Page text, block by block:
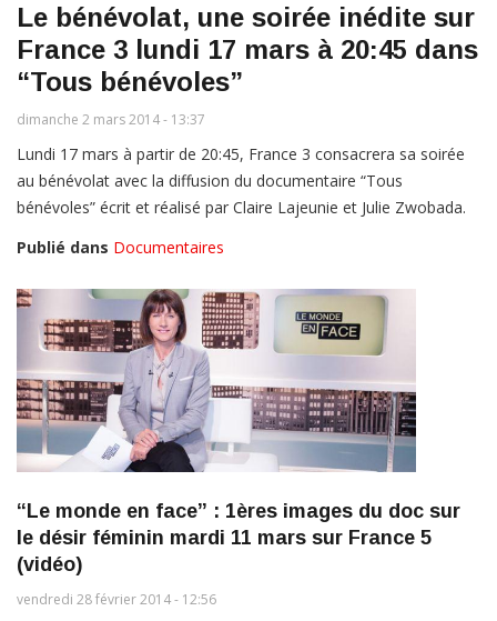
Le bénévolat, une soirée inédite sur
France 3 lundi 17 mars à 20:45 dans
“Tous bénévoles”
dimanche 2 mars 2014 - 13:37
Lundi 17 mars à partir de 20:45, France 3 consacrera sa soirée
au bénévolat avec la diffusion du documentaire “Tous
bénévoles” écrit et réalisé par Claire Lajeunie et Julie Zwobada.
Publié dans Documentaires
“Le monde en face” : 1ères images du doc sur
le désir féminin mardi 11 mars sur France 5
(vidéo)
vendredi 28 février 2014 - 12:56